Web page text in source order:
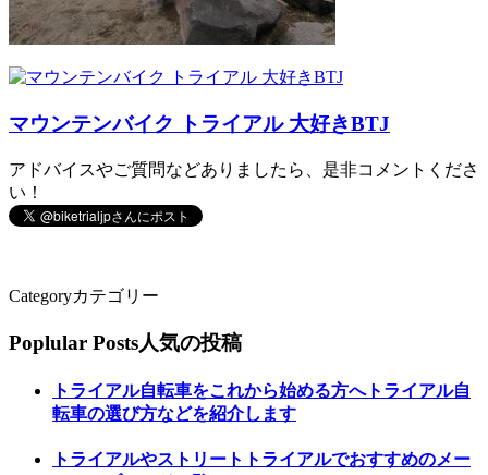
マウンテンバイク トライアル 大好きBTJ
アドバイスやご質問などありましたら、是非コメントくださ
い！
Categoryカテゴリー
Poplular Posts人気の投稿
トライアル自転車をこれから始める方へトライアル自
転車の選び方などを紹介します
トライアルやストリートトライアルでおすすめのメー